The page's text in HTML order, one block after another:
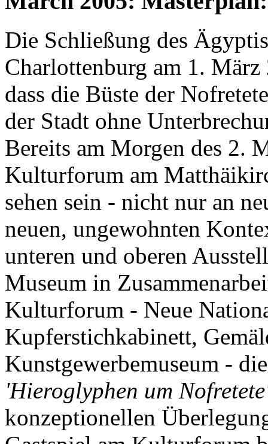
Die Schließung des
Charlottenburg am 1. März
dass die Büste der
der Stadt ohne
Bereits am Morgen des 2.
Kulturforum am
sehen sein - nicht nur an
neuen, ungewohnten
unteren und oberen
Museum in
Kulturforum - Neue
Kupferstichkabinett,
Kunstgewerbemuseum -
'Hieroglyphen um
konzeptionellen